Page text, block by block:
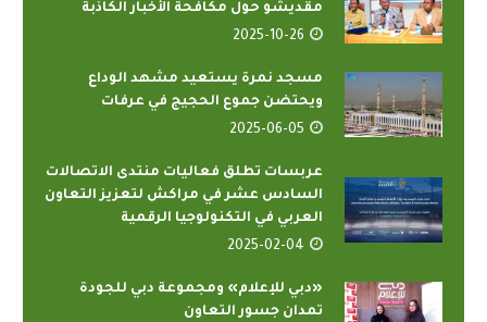
مقديشو حول مكافحة الأخبار الكاذبة
2025-10-26
مسجد نمرة يستعيد مشهد الوداع
ويحتضن جموع الحجيج في عرفات
2025-06-05
عربسات تطلق فعاليات منتدى الاتصالات
السادس عشر في مراكش لتعزيز التعاون
العربي في التكنولوجيا الرقمية
2025-02-04
«دبي للإعلام» ومجموعة دبي للجودة
تمدان جسور التعاون